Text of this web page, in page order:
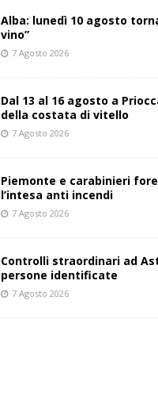
Alba: lunedì 10 agosto
vino”
7 Agosto 2026
Dal 13 al 16 agosto a
della costata di vitello
7 Agosto 2026
Piemonte e carabinieri
l’intesa anti incendi
7 Agosto 2026
Controlli straordinari ad
persone identificate
7 Agosto 2026